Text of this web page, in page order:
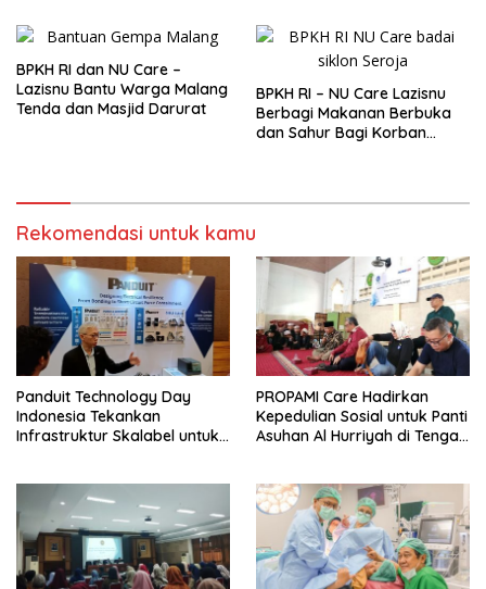
Pendidikan dan Dakwah
BPKH RI dan NU Care –
Lazisnu Bantu Warga Malang
Tenda dan Masjid Darurat
BPKH RI – NU Care Lazisnu
Berbagi Makanan Berbuka
dan Sahur Bagi Korban
Rekomendasi untuk kamu
Panduit Technology Day
Indonesia Tekankan
Infrastruktur Skalabel untuk
PROPAMI Care Hadirkan
Kepedulian Sosial untuk Panti
Asuhan Al Hurriyah di Tengah